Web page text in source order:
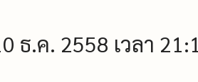
ธ.ค. 2558 เวลา